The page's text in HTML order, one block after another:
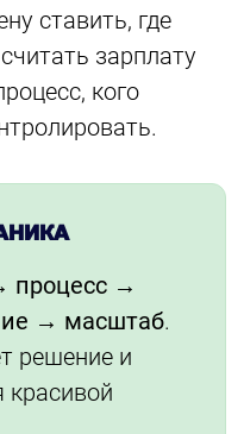
ставить, где
зарплату
кого
процесс →
→ масштаб.
решение и
красивой